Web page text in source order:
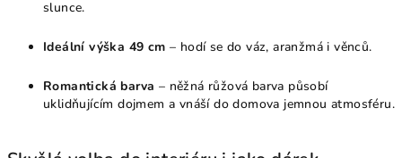
slunce.
Ideální výška 49 cm – hodí se do váz, aranžmá i věnců.
Romantická barva – něžná růžová barva působí
uklidňujícím dojmem a vnáší do domova jemnou atmosféru.